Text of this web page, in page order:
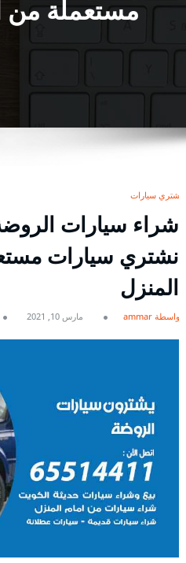
مستعملة من
نشتري سيارات
نشتري سيارات
المنزل
بواسطة ammar مارس 10, 2021